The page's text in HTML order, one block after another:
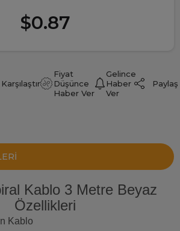
$0.87
Karşılaştır
Fiyat
Düşünce
Haber Ver
Gelince
Haber
Ver
Paylaş
Kablo 3 Metre Beyaz
Özellikleri
Kablo